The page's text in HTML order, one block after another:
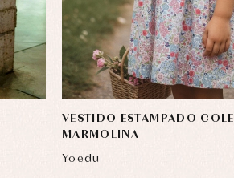
VESTIDO ESTAMPADO
MARMOLINA
Yoedu